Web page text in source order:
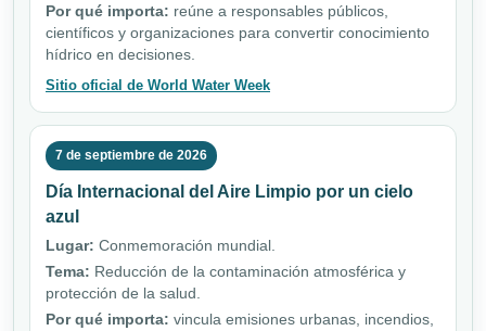
Por qué importa: reúne a responsables públicos,
científicos y organizaciones para convertir conocimiento
hídrico en decisiones.
Sitio oficial de World Water Week
7 de septiembre de 2026
Día Internacional del Aire Limpio por un cielo
azul
Lugar: Conmemoración mundial.
Tema: Reducción de la contaminación atmosférica y
protección de la salud.
Por qué importa: vincula emisiones urbanas, incendios,